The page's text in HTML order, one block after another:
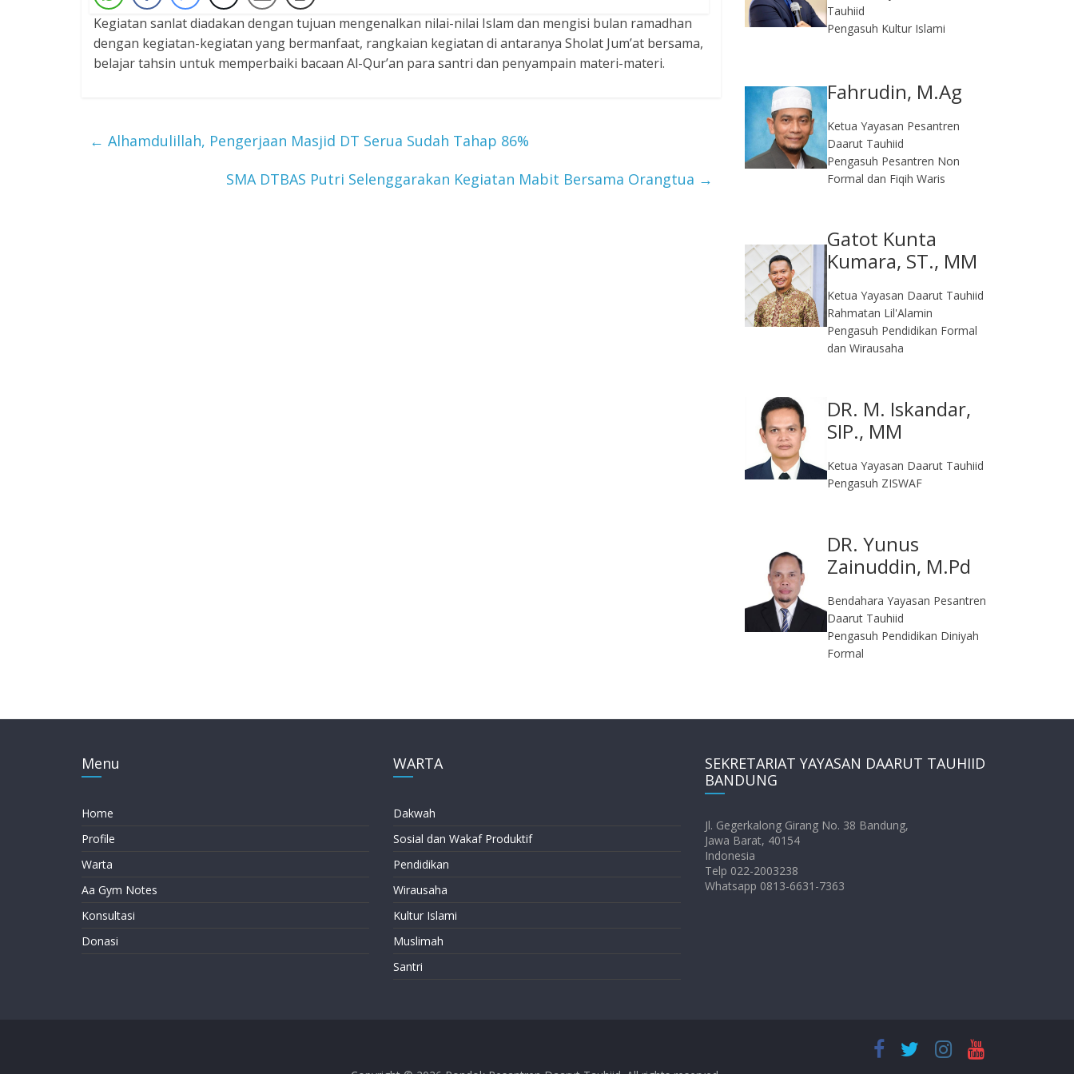
Kegiatan sanlat diadakan dengan tujuan mengenalkan nilai-nilai Islam dan mengisi bulan ramadhan
dengan kegiatan-kegiatan yang bermanfaat, rangkaian kegiatan di antaranya Sholat Jum’at bersama,
belajar tahsin untuk memperbaiki bacaan Al-Qur’an para santri dan penyampain materi-materi.
← Alhamdulillah, Pengerjaan Masjid DT Serua Sudah Tahap 86%
SMA DTBAS Putri Selenggarakan Kegiatan Mabit Bersama Orangtua →
Tauhiid
Pengasuh Kultur Islami
Fahrudin, M.Ag​
Ketua Yayasan Pesantren
Daarut Tauhiid
Pengasuh Pesantren Non
Formal dan Fiqih Waris
Gatot Kunta
Kumara, ST., MM
Ketua Yayasan Daarut Tauhiid
Rahmatan Lil'Alamin
Pengasuh Pendidikan Formal
dan Wirausaha
DR. M. Iskandar,
SIP., MM
Ketua Yayasan Daarut Tauhiid
Pengasuh ZISWAF
DR. Yunus
Zainuddin, M.Pd
Bendahara Yayasan Pesantren
Daarut Tauhiid
Pengasuh Pendidikan Diniyah
Formal
Menu
Home
Profile
Warta
Aa Gym Notes
Konsultasi
Donasi
WARTA
Dakwah
Sosial dan Wakaf Produktif
Pendidikan
Wirausaha
Kultur Islami
Muslimah
Santri
SEKRETARIAT YAYASAN DAARUT TAUHIID
BANDUNG
Jl. Gegerkalong Girang No. 38 Bandung,
Jawa Barat, 40154
Indonesia
Telp 022-2003238
Whatsapp 0813-6631-7363